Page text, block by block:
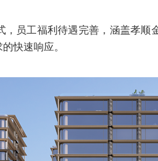
员工福利待遇完善，涵盖孝
快速响应。